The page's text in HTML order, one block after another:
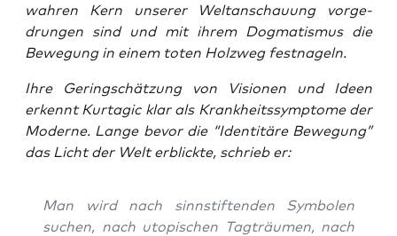
wah­ren Kern unse­rer Welt­an­schau­ung vor­ge­
drun­gen sind und mit ihrem Dog­ma­tis­mus die
Bewe­gung in einem toten Holz­weg festnageln.
Ihre Gering­schät­zung von Visio­nen und Ideen
erkennt Kur­ta­gic klar als Krank­heits­sym­pto­me der
Moder­ne. Lan­ge bevor die “Iden­ti­tä­re Bewe­gung”
das Licht der Welt erblick­te, schrieb er:
Man wird nach sinn­stif­ten­den Sym­bo­len
suchen, nach uto­pi­schen Tag­träu­men, nach